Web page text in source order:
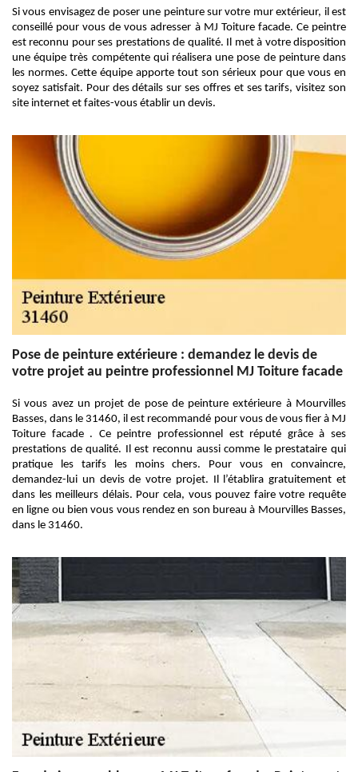
Si vous envisagez de poser une peinture sur votre mur extérieur, il est
conseillé pour vous de vous adresser à MJ Toiture facade. Ce peintre
est reconnu pour ses prestations de qualité. Il met à votre disposition
une équipe très compétente qui réalisera une pose de peinture dans
les normes. Cette équipe apporte tout son sérieux pour que vous en
soyez satisfait. Pour des détails sur ses offres et ses tarifs, visitez son
site internet et faites-vous établir un devis.
Pose de peinture extérieure : demandez le devis de
votre projet au peintre professionnel MJ Toiture facade
Si vous avez un projet de pose de peinture extérieure à Mourvilles
Basses, dans le 31460, il est recommandé pour vous de vous fier à MJ
Toiture facade . Ce peintre professionnel est réputé grâce à ses
prestations de qualité. Il est reconnu aussi comme le prestataire qui
pratique les tarifs les moins chers. Pour vous en convaincre,
demandez-lui un devis de votre projet. Il l’établira gratuitement et
dans les meilleurs délais. Pour cela, vous pouvez faire votre requête
en ligne ou bien vous vous rendez en son bureau à Mourvilles Basses,
dans le 31460.